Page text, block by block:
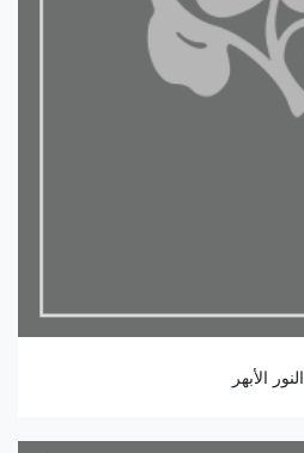
النور الأبهر